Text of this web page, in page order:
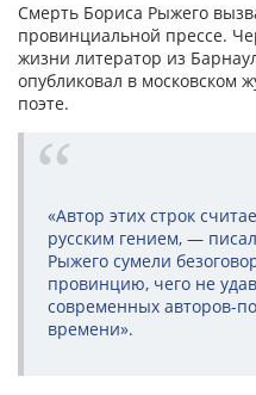
Смерть Бориса Рыжего
провинциальной прессе.
жизни литератор из
опубликовал в московском
поэте.
«Автор этих строк
русским гением, —
Рыжего сумели
провинцию, чего не
современных авторов-
времени».